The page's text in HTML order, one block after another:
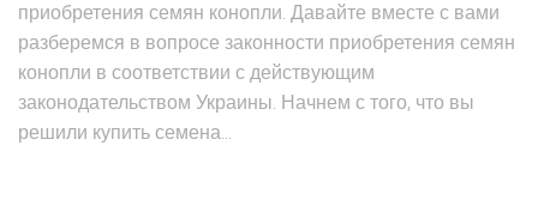
Видео о выращивании
Закон
Статьи УК
приобретения семян конопли. Давайте вместе с вами
разберемся в вопросе законности приобретения семян
конопли в соответствии с действующим
законодательством Украины. Начнем с того, что вы
решили купить семена...